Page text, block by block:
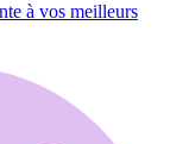
à vos meilleurs